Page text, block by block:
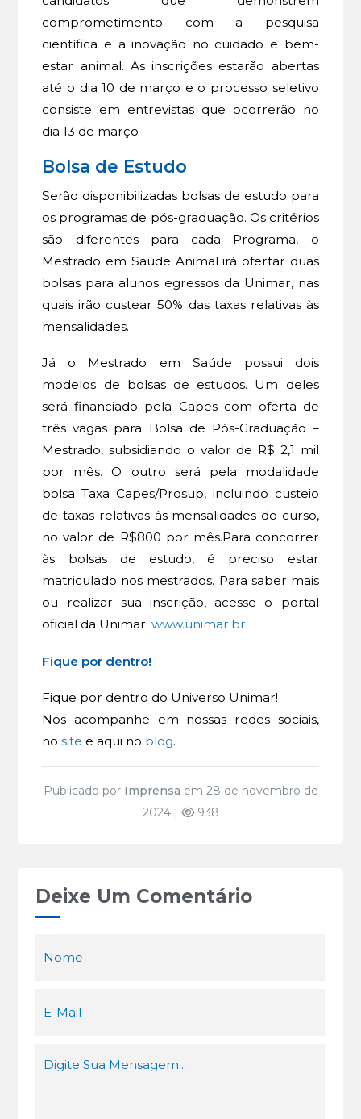
comprometimento com a pesquisa
científica e a inovação no cuidado e bem-
estar animal. As inscrições estarão abertas
até o dia 10 de março e o processo seletivo
consiste em entrevistas que ocorrerão no
dia 13 de março
Bolsa de Estudo
Serão disponibilizadas bolsas de estudo para
os programas de pós-graduação. Os critérios
são diferentes para cada Programa, o
Mestrado em Saúde Animal irá ofertar duas
bolsas para alunos egressos da Unimar, nas
quais irão custear 50% das taxas relativas às
mensalidades.
Já o Mestrado em Saúde possui dois
modelos de bolsas de estudos. Um deles
será financiado pela Capes com oferta de
três vagas para Bolsa de Pós-Graduação –
Mestrado, subsidiando o valor de R$ 2,1 mil
por mês. O outro será pela modalidade
bolsa Taxa Capes/Prosup, incluindo custeio
de taxas relativas às mensalidades do curso,
no valor de R$800 por mês.Para concorrer
às bolsas de estudo, é preciso estar
matriculado nos mestrados. Para saber mais
ou realizar sua inscrição, acesse o portal
oficial da Unimar:www.unimar.br.
Fique por dentro!
Fique por dentro do Universo Unimar!
Nos acompanhe em nossas redes sociais,
nosite e aqui no blog.
Publicado por Imprensa em 28 de novembro de
2024 |
938
Deixe Um Comentário